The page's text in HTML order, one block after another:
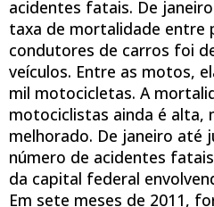
acidentes fatais. De
taxa de mortalidade entre
condutores de carros foi
veículos. Entre as motos,
mil motocicletas. A
motociclistas ainda é alta,
melhorado. De janeiro até
número de acidentes
da capital federal
Em sete meses de 2011,